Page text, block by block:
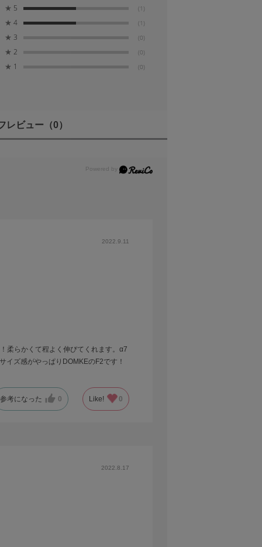
★ 5 (1)
★ 4 (1)
★ 3 (0)
★ 2 (0)
★ 1 (0)
レビュー （0）
2022.9.11
柔らかくて程よく伸びてくれます。α7
ズ感がやっぱりDOMKEのF2です！
参考になった 0 Like! 0
2022.8.17